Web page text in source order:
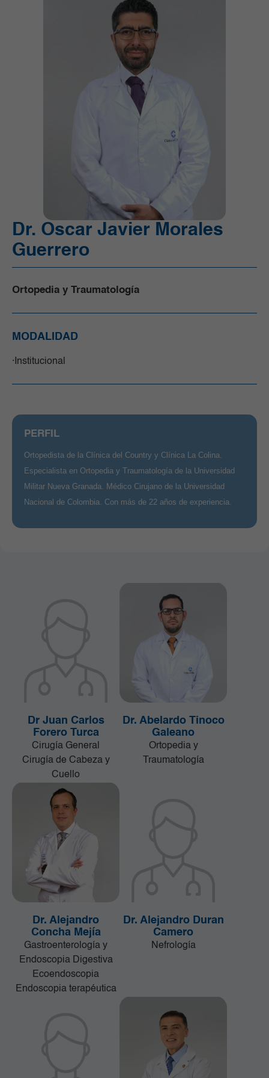
Unidad de Cuidado Crítico Especializado (UCI)
Unidad de Quimioterapia
Dr. Oscar Javier Morales
Guerrero
Ortopedia y Traumatología
MODALIDAD
Institucional
PERFIL
Ortopedista de la Clínica del Country y Clínica La Colina.
Especialista en Ortopedia y Traumatología de la Universidad
Militar Nueva Granada. Médico Cirujano de la Universidad
Nacional de Colombia. Con más de 22 años de experiencia.
Dr Juan Carlos
Forero Turca
Cirugía General
Cirugía de Cabeza y
Cuello
Dr. Abelardo Tinoco
Galeano
Ortopedia y
Traumatología
Dr. Alejandro
Concha Mejía
Gastroenterología y
Endoscopia Digestiva
Ecoendoscopia
Endoscopia terapéutica
Dr. Alejandro Duran
Camero
Nefrología